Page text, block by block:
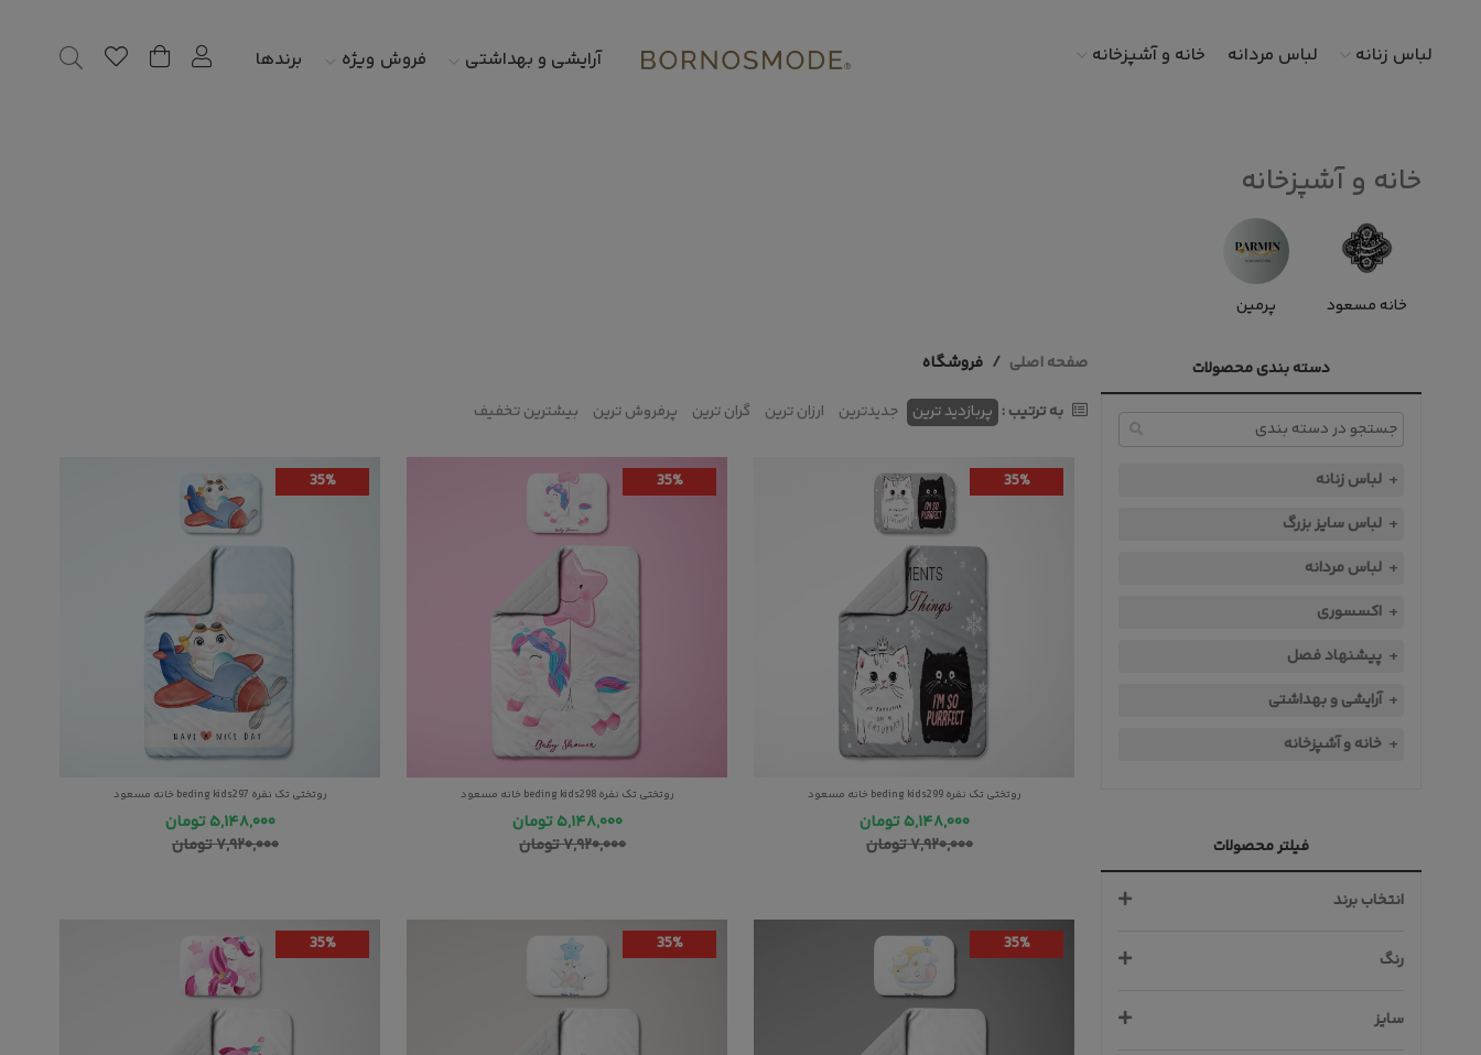
لباس زنانه لباس مردانه خانه و آشپزخانه آرایشی و بهداشتی فروش ویژه برندها
خانه و آشپزخانه
خانه مسعود پرمین
دسته بندی محصولات
لباس زنانه
لباس سایز بزرگ
لباس مردانه
اکسسوری
پیشنهاد فصل
آرایشی و بهداشتی
خانه و آشپزخانه
فیلتر محصولات
انتخاب برند
رنگ
سایز
صفحه اصلی
فروشگاه
به ترتیب : پربازدید ترین جدیدترین ارزان ترین گران ترین پرفروش ترین بیشترین تخفیف
35%
روتختی تک نفره beding kids299 خانه مسعود
۷,۹۲۰,۰۰۰تومان
۵,۱۴۸,۰۰۰ تومان
35%
روتختی تک نفره beding kids298 خانه مسعود
۷,۹۲۰,۰۰۰تومان
۵,۱۴۸,۰۰۰ تومان
35%
روتختی تک نفره beding kids297 خانه مسعود
۷,۹۲۰,۰۰۰تومان
۵,۱۴۸,۰۰۰ تومان
35%
35%
35%